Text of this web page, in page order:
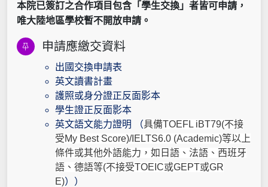
本院已簽訂之合作項目包含「學生交換」者皆可申請，
唯大陸地區學校暫不開放申請。
申請應繳交資料
出國交換申請表
英文讀書計畫
護照或身分證正反面影本
學生證正反面影本
英文語文能力證明 （具備TOEFL iBT79(不接
受My Best Score)/IELTS6.0 (Academic)等以上
條件或其他外語能力，如日語、法語、西班牙
語、德語等(不接受TOEIC或GEPT或GR
E)） ）